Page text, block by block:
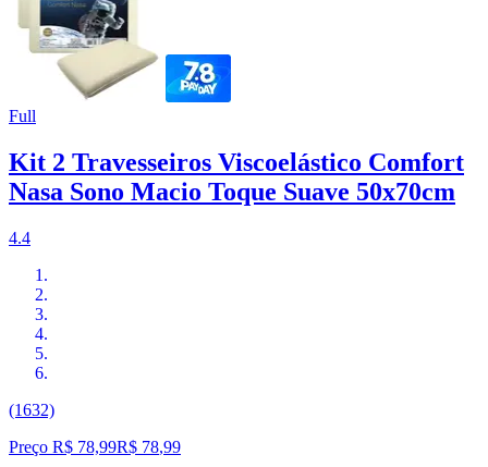
Full
Kit 2 Travesseiros Viscoelástico Comfort
Nasa Sono Macio Toque Suave 50x70cm
4.4
(1632)
Preço R$ 78,99R$ 78,99